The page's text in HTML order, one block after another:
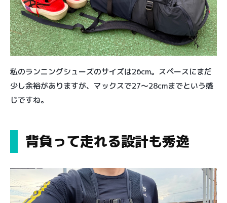
私のランニングシューズのサイズは26cm。スペースにまだ
少し余裕がありますが、マックスで27〜28cmまでという感
じですね。
背負って走れる設計も秀逸